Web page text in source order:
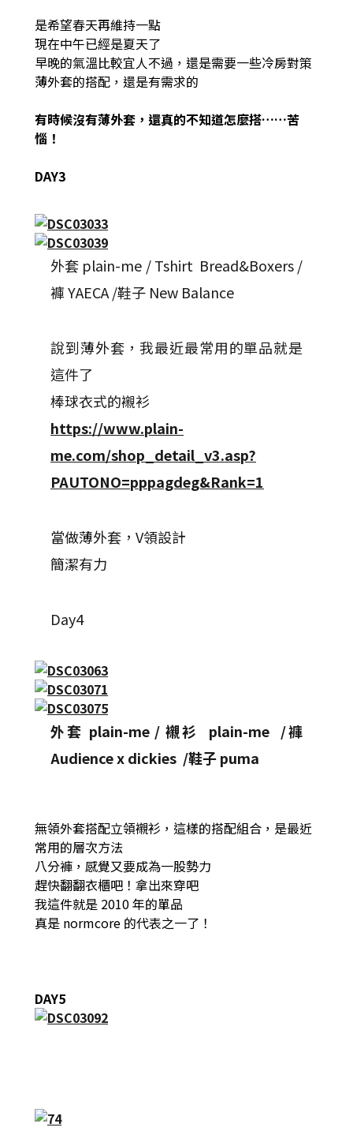
是希望春天再維持一點
現在中午已經是夏天了
早晚的氣溫比較宜人不過，還是需要一些冷房對策
薄外套的搭配，還是有需求的
有時候沒有薄外套，還真的不知道怎麼搭……苦
惱！
DAY3
外套 plain-me / Tshirt Bread&Boxers /
褲 YAECA /鞋子 New Balance
說到薄外套，我最近最常用的單品就是
這件了
棒球衣式的襯衫
https://www.plain-
me.com/shop_detail_v3.asp?
PAUTONO=pppagdeg&Rank=1
當做薄外套，V領設計
簡潔有力
Day4
外套 plain-me / 襯衫 plain-me /褲
Audience x dickies /鞋子 puma
無領外套搭配立領襯衫，這樣的搭配組合，是最近
常用的層次方法
八分褲，感覺又要成為一股勢力
趕快翻翻衣櫃吧！拿出來穿吧
我這件就是 2010 年的單品
真是 normcore 的代表之一了！
DAY5